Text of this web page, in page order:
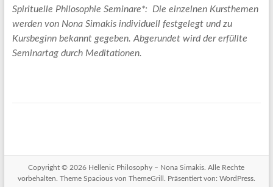
Spirituelle Philosophie Seminare*: Die einzelnen Kursthemen
werden von Nona Simakis individuell festgelegt und zu
Kursbeginn bekannt gegeben. Abgerundet wird der erfüllte
Seminartag durch Meditationen.
Copyright © 2026 Hellenic Philosophy – Nona Simakis . Alle Rechte
vorbehalten. Theme Spaciousvon ThemeGrill. Präsentiert von: WordPress.